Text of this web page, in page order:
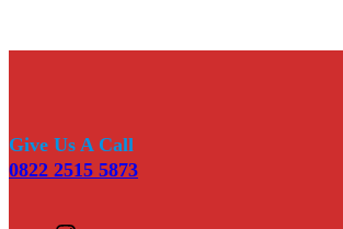
Give Us A Call
0822 2515 5873